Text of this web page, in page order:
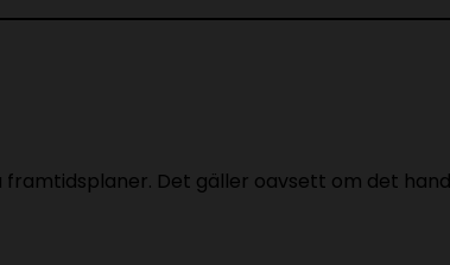
Det gäller oavsett om det